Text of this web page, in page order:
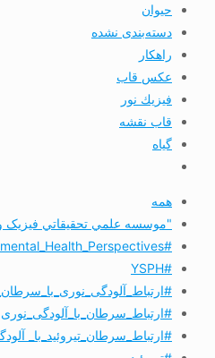
حیوان
دسته‌بندی نشده
راهکار
عکس قاب
فيزيك نور
قاب نقشه
گیاه
همه
"موسسه علمي تحقيقاتي فیزیک
#environmental_Health_Perspectives
#YSPH
#ارتباط_سرطان_با_آلودگی_نوری
#ارتباط_سرطان_تیروئید_با_